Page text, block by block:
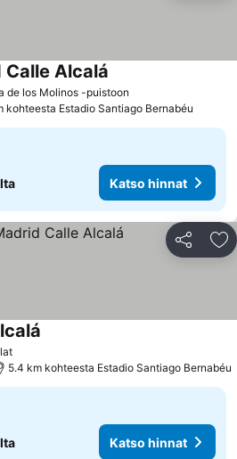
de los Molinos -puistoon
Alcalá
kohteesta Estadio Santiago Bernabéu
Katso hinnat
Jaa
5.4 km kohteesta Estadio Santiago Bernabéu
Katso hinnat